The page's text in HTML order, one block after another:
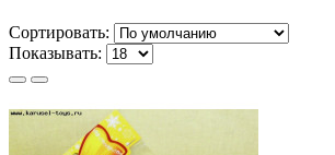
Сортировать:
Показывать: